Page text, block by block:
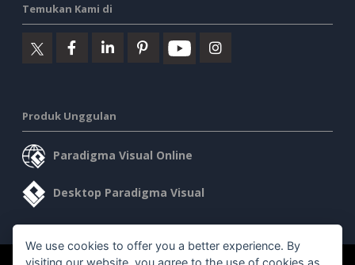
Temukan Kami di
Produk Unggulan
Paradigma Visual Online
Desktop Paradigma Visual
We use cookies to offer you a better experience. By